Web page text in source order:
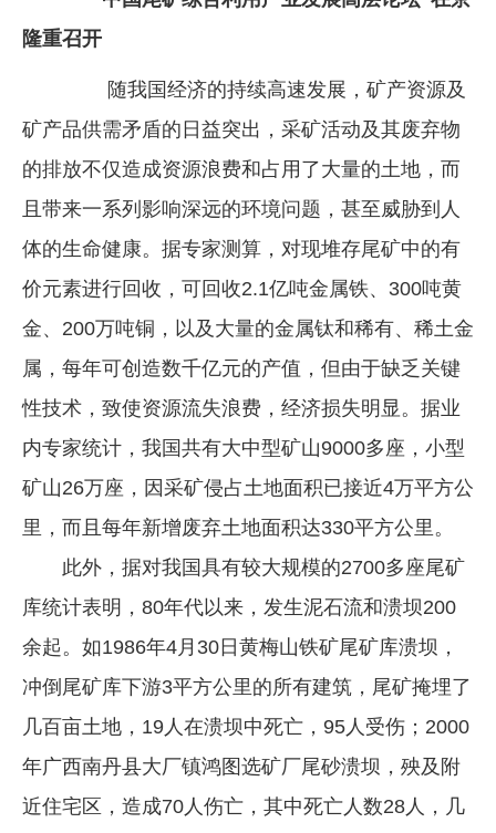
隆重召开
随我国经济的持续高速发展，矿产资源及
矿产品供需矛盾的日益突出，采矿活动及其废弃物
的排放不仅造成资源浪费和占用了大量的土地，而
且带来一系列影响深远的环境问题，甚至威胁到人
体的生命健康。据专家测算，对现堆存尾矿中的有
价元素进行回收，可回收2.1亿吨金属铁、300吨黄
金、200万吨铜，以及大量的金属钛和稀有、稀土金
属，每年可创造数千亿元的产值，但由于缺乏关键
性技术，致使资源流失浪费，经济损失明显。据业
内专家统计，我国共有大中型矿山9000多座，小型
矿山26万座，因采矿侵占土地面积已接近4万平方公
里，而且每年新增废弃土地面积达330平方公里。
此外，据对我国具有较大规模的2700多座尾矿
库统计表明，80年代以来，发生泥石流和溃坝200
余起。如1986年4月30日黄梅山铁矿尾矿库溃坝，
冲倒尾矿库下游3平方公里的所有建筑，尾矿掩埋了
几百亩土地，19人在溃坝中死亡，95人受伤；2000
年广西南丹县大厂镇鸿图选矿厂尾砂溃坝，殃及附
近住宅区，造成70人伤亡，其中死亡人数28人，几